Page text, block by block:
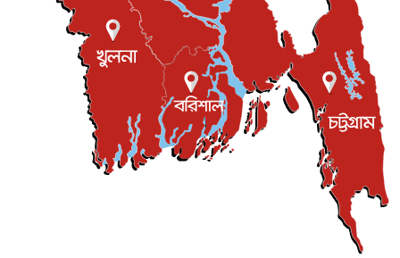
জুলাই গণ-অভ্যুত্থান দিবস আজ, স্মরণে দেশজুড়ে কর্মসূচি
জাতীয় ৫ আগস্ট, ২০২৬
জনগণ পরিবর্তন চেয়েছে বলেই জুলাই আন্দোলন সফল :
৫ আগস্ট, ২০২৬
বেনজীর আহমেদের সঙ্গে পরীমনির ঘনিষ্ঠ সম্পর্ক ছিল : নাসির
মাহম...
জাতীয় ৫ আগস্ট, ২০২৬
হরমুজ নিয়ে ইরান-মার্কিন চুক্তি হতে পারে আজ : মার্কিন অর্থমন...
৫ আগস্ট, ২০২৬
পৃথিবীর দিকে আসছে বিধ্বংসী বস্তু, পারমাণবিক বোমা দিয়ে করা